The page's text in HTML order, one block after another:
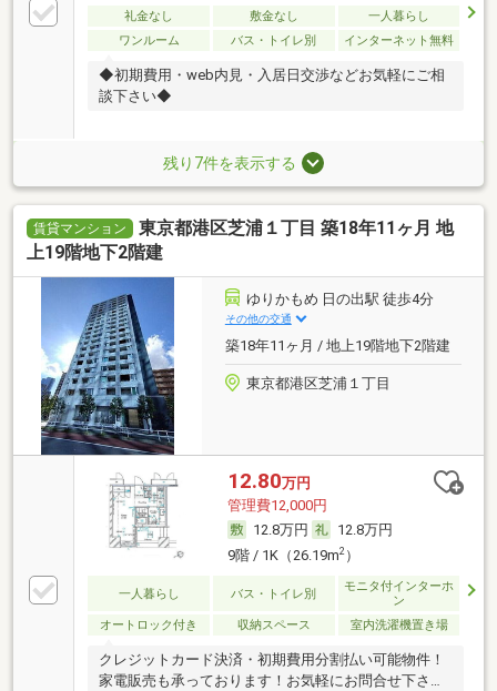
礼金なし 敷金なし
一人暮らし
ワンルーム
バス・トイレ別 インターネット無料
◆初期費用・web内見・入居日交渉などお気軽にご相
談下さい◆
残り7件を表示する
賃貸マンション
東京都港区芝浦１丁目 築18年11ヶ月 地
上19階地下2階建
ゆりかもめ 日の出駅 徒歩4分
その他の交通
築18年11ヶ月 / 地上19階地下2階建
東京都港区芝浦１丁目
12.80万円
管理費12,000円
12.8万円
12.8万円
9階 / 1K（26.19m2）
一人暮らし バス・トイレ別
モニタ付インターホ
ン
オートロック付き
収納スペース 室内洗濯機置き場
クレジットカード決済・初期費用分割払い可能物件！
家電販売も承っております！お気軽にお問合せ下さ